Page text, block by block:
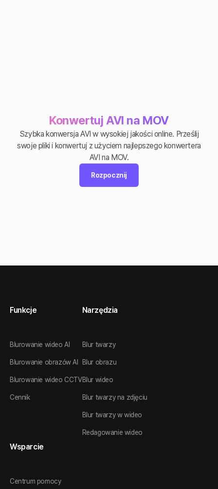
Konwertuj AVI na MOV
Szybka konwersja AVI w wysokiej jakości online. Prześlij
swoje pliki i konwertuj z użyciem najlepszego konwertera
AVI na MOV.
Rozpocznij
Funkcje
Blurowanie wideo AI
Blurowanie obrazów AI
Blurowanie wideo CCTV
Cennik
Narzędzia
Blur twarzy
Blur obrazu
Blur wideo
Blur twarzy na zdjęciu
Blur twarzy w wideo
Redagowanie wideo
Wsparcie
Centrum pomocy